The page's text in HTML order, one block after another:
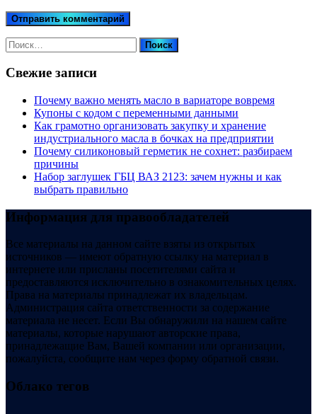
Найти:
Свежие записи
Почему важно менять масло в вариаторе вовремя
Купоны c кодом с переменными данными
Как грамотно организовать закупку и хранение
индустриального масла в бочках на предприятии
Почему силиконовый герметик не сохнет: разбираем
причины
Набор заглушек ГБЦ ВАЗ 2123: зачем нужны и как
выбрать правильно
Информация для правообладателей
Все материалы на данном сайте взяты из открытых
источников — имеют обратную ссылку на материал в
интернете или присланы посетителями сайта и
предоставляются исключительно в ознакомительных целях.
Права на материалы принадлежат их владельцам.
Администрация сайта ответственности за содержание
материала не несет. Если Вы обнаружили на нашем сайте
материалы, которые нарушают авторские права,
принадлежащие Вам, Вашей компании или организации,
пожалуйста, сообщите нам через форму обратной связи.
Облако тегов